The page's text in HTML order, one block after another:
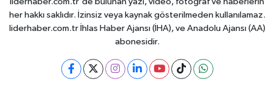
her hakkı saklıdır. İzinsiz veya kaynak gösterilmeden kullanılamaz.
liderhaber.com.tr İhlas Haber Ajansı (İHA), ve Anadolu Ajansı (AA)
abonesidir.